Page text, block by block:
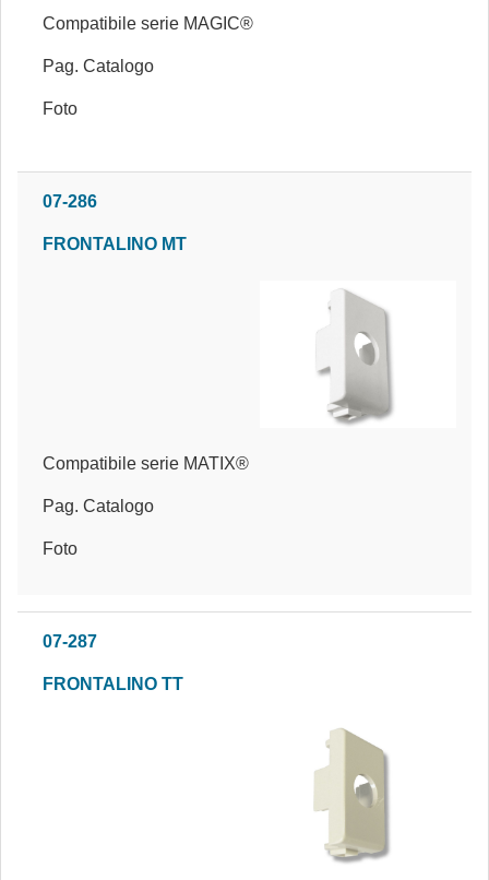
Compatibile serie MAGIC®
Pag. Catalogo
Foto
07-286
FRONTALINO MT
Compatibile serie MATIX®
Pag. Catalogo
Foto
07-287
FRONTALINO TT